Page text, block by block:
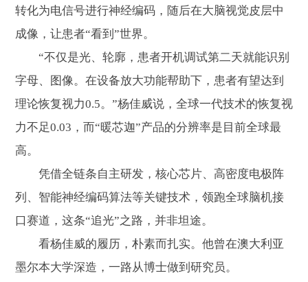
转化为电信号进行神经编码，随后在大脑视觉皮层中
成像，让患者“看到”世界。
“不仅是光、轮廓，患者开机调试第二天就能识别
字母、图像。在设备放大功能帮助下，患者有望达到
理论恢复视力0.5。”杨佳威说，全球一代技术的恢复视
力不足0.03，而“暖芯迦”产品的分辨率是目前全球最
高。
凭借全链条自主研发，核心芯片、高密度电极阵
列、智能神经编码算法等关键技术，领跑全球脑机接
口赛道，这条“追光”之路，并非坦途。
看杨佳威的履历，朴素而扎实。他曾在澳大利亚
墨尔本大学深造，一路从博士做到研究员。